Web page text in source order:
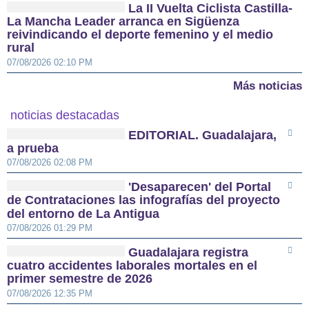
La II Vuelta Ciclista Castilla-
La Mancha Leader arranca en Sigüenza
reivindicando el deporte femenino y el medio
rural
07/08/2026 02:10 PM
Más noticias
noticias destacadas
EDITORIAL. Guadalajara,
a prueba
07/08/2026 02:08 PM
'Desaparecen' del Portal
de Contrataciones las infografías del proyecto
del entorno de La Antigua
07/08/2026 01:29 PM
Guadalajara registra
cuatro accidentes laborales mortales en el
primer semestre de 2026
07/08/2026 12:35 PM